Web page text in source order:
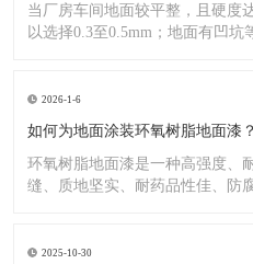
当厂房车间地面较平整，且硬度
以选择0.3至0.5mm；地面有凹坑
2026-1-6
如何为地面涂装环氧树脂地面漆？
环氧树脂地面漆是一种高强度、
缝、质地坚实、耐药品性佳、防
2025-10-30